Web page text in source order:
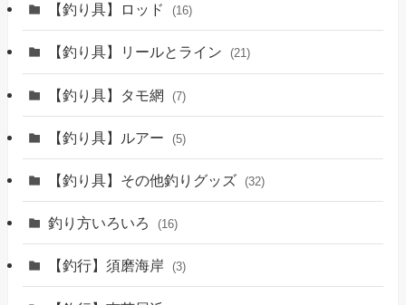
【釣り具】ロッド (16)
【釣り具】リールとライン (21)
【釣り具】タモ網 (7)
【釣り具】ルアー (5)
【釣り具】その他釣りグッズ (32)
釣り方いろいろ (16)
【釣行】須磨海岸 (3)